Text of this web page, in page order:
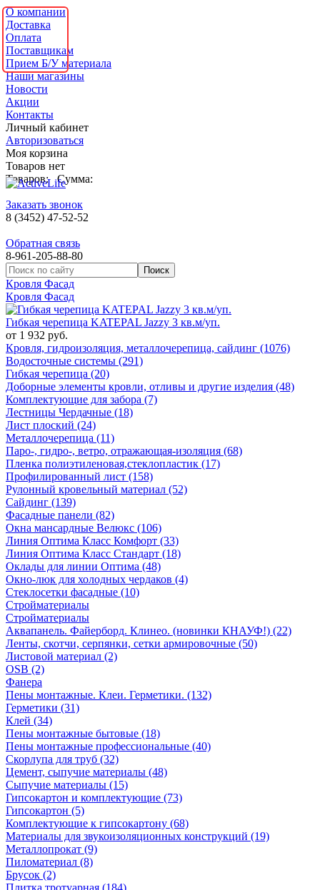
О компании
Доставка
Оплата
Поставщикам
Прием Б/У материала
Наши магазины
Новости
Акции
Контакты
Личный кабинет
Авторизоваться
Моя корзина
Товаров нет
Товаров: Сумма:
Заказать звонок
8 (3452) 47-52-52
Обратная связь
8-961-205-88-80
Кровля Фасад
Кровля Фасад
Гибкая черепица KATEPAL Jazzy 3 кв.м/уп.
от 1 932 руб.
Кровля, гидроизоляция, металлочерепица, сайдинг (1076)
Водосточные системы (291)
Гибкая черепица (20)
Доборные элементы кровли, отливы и другие изделия (48)
Комплектующие для забора (7)
Лестницы Чердачные (18)
Лист плоский (24)
Металлочерепица (11)
Паро-, гидро-, ветро, отражающая-изоляция (68)
Пленка полиэтиленовая,стеклопластик (17)
Профилированный лист (158)
Рулонный кровельный материал (52)
Сайдинг (139)
Фасадные панели (82)
Окна мансардные Велюкс (106)
Линия Оптима Класс Комфорт (33)
Линия Оптима Класс Стандарт (18)
Оклады для линии Оптима (48)
Окно-люк для холодных чердаков (4)
Стеклосетки фасадные (10)
Стройматериалы
Стройматериалы
Аквапанель. Файерборд. Клинео. (новинки КНАУФ!) (22)
Ленты, скотчи, серпянки, сетки армировочные (50)
Листовой материал (2)
OSB (2)
Фанера
Пены монтажные. Клеи. Герметики. (132)
Герметики (31)
Клей (34)
Пены монтажные бытовые (18)
Пены монтажные профессиональные (40)
Скорлупа для труб (32)
Цемент, сыпучие материалы (48)
Сыпучие материалы (15)
Гипсокартон и комплектующие (73)
Гипсокартон (5)
Комплектующие к гипсокартону (68)
Материалы для звукоизоляционных конструкций (19)
Металлопрокат (9)
Пиломатериал (8)
Брусок (2)
Плитка тротуарная (184)